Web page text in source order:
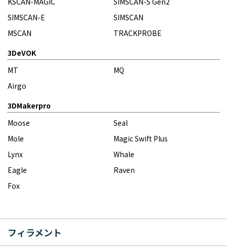
SIMSCAN-E
SIMSCAN
MSCAN
TRACKPROBE
3DeVOK
MT
MQ
Airgo
3DMakerpro
Moose
Seal
Mole
Magic Swift Plus
Lynx
Whale
Eagle
Raven
Fox
フィラメント